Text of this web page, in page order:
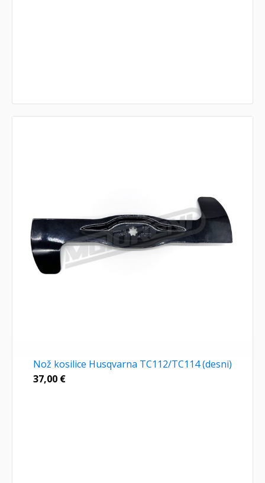
Nož kosilice Husqvarna TC112/TC114 (desni)
37,00 €